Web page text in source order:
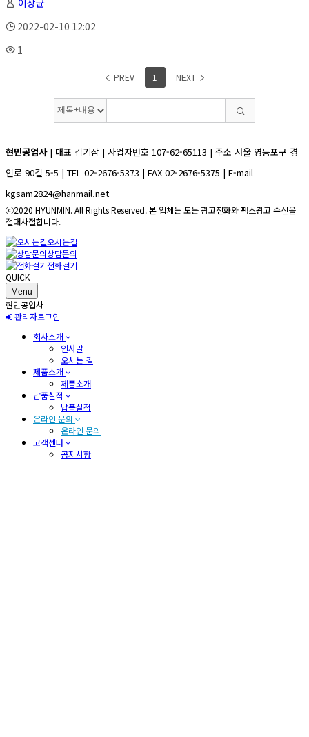
2022-02-10 12:02
1
PREV 1 NEXT
현민공업사| 대표 김기삼 | 사업자번호 107-62-65113 | 주소 서울 영등포구 경
인로 90길 5-5 | TEL 02-2676-5373 | FAX 02-2676-5375 | E-mail
kgsam2824@hanmail.net
ⓒ2020 HYUNMIN. All Rights Reserved. 본 업체는 모든 광고전화와 팩스광고 수신을
절대사절합니다.
오시는길
상담문의
전화걸기
QUICK
Menu
현민공업사
관리자로그인
회사소개
인사말
오시는 길
제품소개
제품소개
납품실적
납품실적
온라인 문의
온라인 문의
고객센터
공지사항